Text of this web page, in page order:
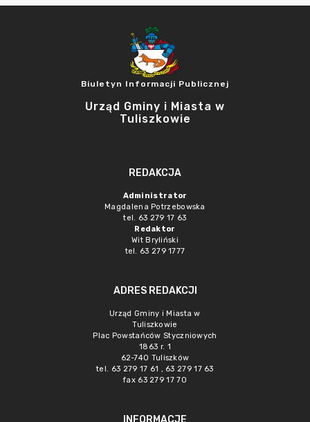
Biuletyn Informacji Publicznej
Urząd Gminy i Miasta w
Tuliszkowie
REDAKCJA
Administrator
Magdalena Potrzebowska
tel. 63 279 17 63
Redaktor
Wit Bryliński
tel. 63 279 1777
ADRES REDAKCJI
Urząd Gminy i Miasta w
Tuliszkowie
Plac Powstańców Styczniowych
1863 r. 1
62-740 Tuliszków
tel. 63 279 17 61 , 63 279 17 63
fax 63 279 17 70
INFORMACJE